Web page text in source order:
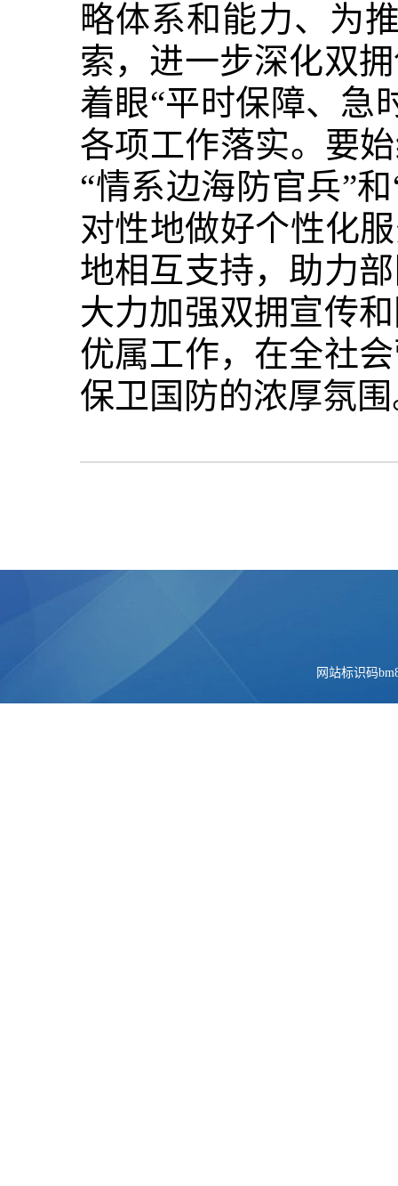
略体系和能力、为
索，进一步深化双
着眼“平时保障、急
各项工作落实。要
“情系边海防官兵”
对性地做好个性化
地相互支持，助力
大力加强双拥宣传
优属工作，在全社
保卫国防的浓厚氛
网站标识码